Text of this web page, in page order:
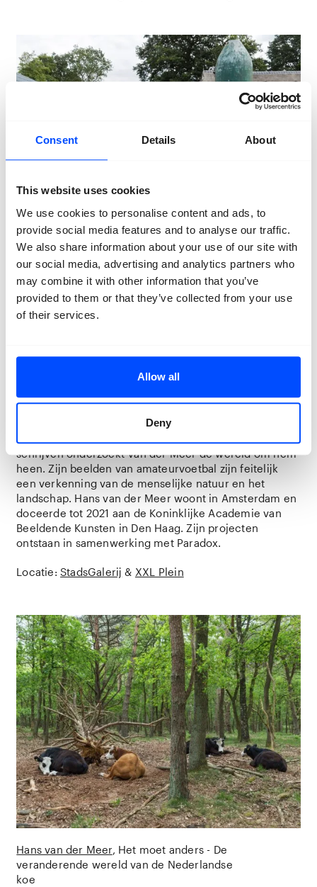
Consent Details About
This website uses cookies
We use cookies to personalise content and ads, to
provide social media features and to analyse our traffic.
We also share information about your use of our site with
our social media, advertising and analytics partners who
may combine it with other information that you’ve
provided to them or that they’ve collected from your use
of their services.
Allow all
Deny
Hans van der Meer Het moet anders - De
veranderende wereld van de Nederlandse
koe
studeerde fotografie aan MTS in Den Haag en de
Rijksakademie in Amsterdam. Hij is vooral bekend van
zijn series over amateurvoetbal, Hollandse Velden
(1998) en European Fields (2006, uitgegeven door
Steidl/MACK). Door middel van fotografie, film en
schrijven onderzoekt Van der Meer de wereld om hem
heen. Zijn beelden van amateurvoetbal zijn feitelijk
een verkenning van de menselijke natuur en het
landschap. Hans van der Meer woont in Amsterdam en
doceerde tot 2021 aan de Koninklijke Academie van
Beeldende Kunsten in Den Haag. Zijn projecten
ontstaan in samenwerking met Paradox.
Locatie:StadsGalerij & XXL Plein
Hans van der Meer Het moet anders - De
veranderende wereld van de Nederlandse
koe